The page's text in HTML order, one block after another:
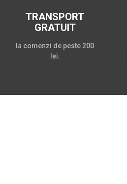
TRANSPORT
GRATUIT
la comenzi de peste 200
lei.